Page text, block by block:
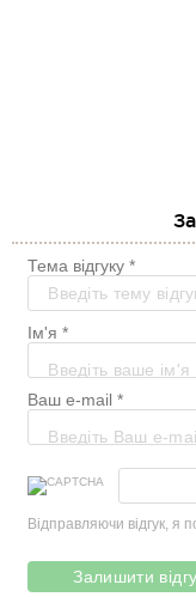
Тема відгуку *
Ім'я *
Ваш e-mail *
Відправляючи відгук, я
Залишити